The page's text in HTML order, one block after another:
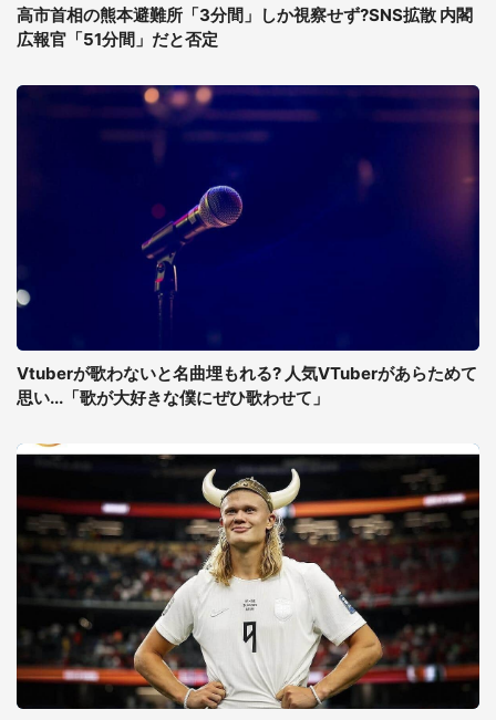
高市首相の熊本避難所「3分間」しか視察せず?SNS拡散 内閣
広報官「51分間」だと否定
Vtuberが歌わないと名曲埋もれる? 人気VTuberがあらためて
思い...「歌が大好きな僕にぜひ歌わせて」